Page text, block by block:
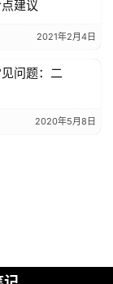
建议
2021年2月4日
问题：二
2020年5月8日